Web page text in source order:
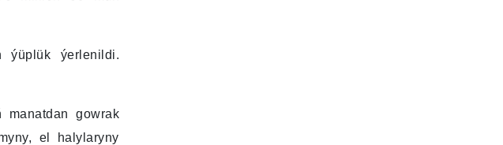
ýüplük ýerlenildi.
gowrak
el halylaryny